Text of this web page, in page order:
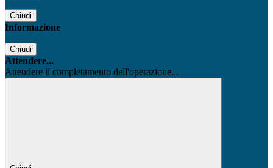
Chiudi
Informazione
Chiudi
Attendere...
Attendere il completamento dell'operazione...